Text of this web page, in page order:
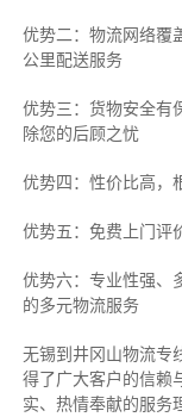
优势二：物流网络覆
公里配送服务
优势三：货物安全有
除您的后顾之忧
优势四：性价比高，
优势五：免费上门评
优势六：专业性强、
的多元物流服务
无锡到井冈山物流专
得了广大客户的信赖
实、热情奉献的服务